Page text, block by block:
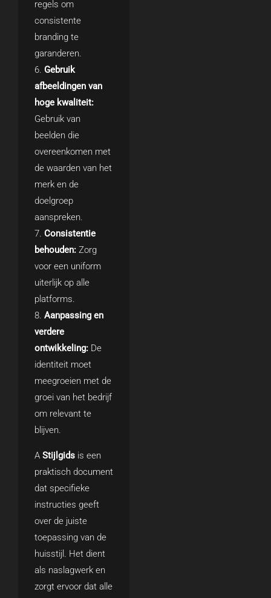
regels om
consistente
branding te
garanderen.
Gebruik
afbeeldingen van
hoge kwaliteit:
Gebruik van
beelden die
overeenkomen met
de waarden van het
merk en de
doelgroep
aanspreken.
Consistentie
behouden: Zorg
voor een uniform
uiterlijk op alle
platforms.
Aanpassing en
verdere
ontwikkeling: De
identiteit moet
meegroeien met de
groei van het bedrijf
om relevant te
blijven.
A Stijlgids is een
praktisch document
dat specifieke
instructies geeft
over de juiste
toepassing van de
huisstijl. Het dient
als naslagwerk en
zorgt ervoor dat alle